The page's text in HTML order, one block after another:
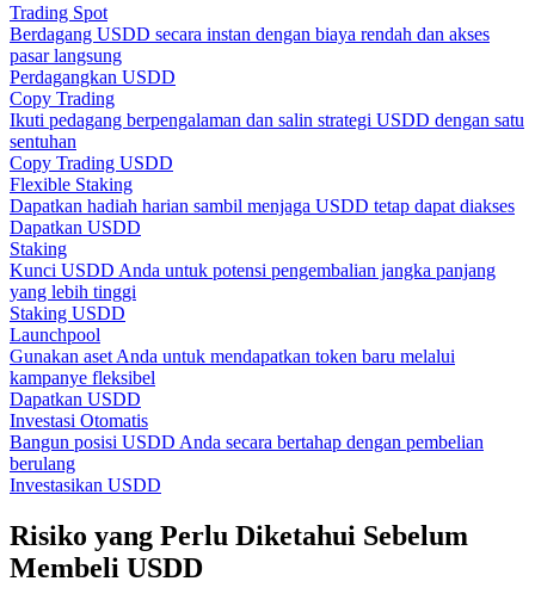
Trading Spot
Berdagang USDD secara instan dengan biaya rendah dan akses
pasar langsung
Perdagangkan USDD
Copy Trading
Ikuti pedagang berpengalaman dan salin strategi USDD dengan satu
sentuhan
Copy Trading USDD
Flexible Staking
Dapatkan hadiah harian sambil menjaga USDD tetap dapat diakses
Dapatkan USDD
Staking
Kunci USDD Anda untuk potensi pengembalian jangka panjang
yang lebih tinggi
Staking USDD
Launchpool
Gunakan aset Anda untuk mendapatkan token baru melalui
kampanye fleksibel
Dapatkan USDD
Investasi Otomatis
Bangun posisi USDD Anda secara bertahap dengan pembelian
berulang
Investasikan USDD
Risiko yang Perlu Diketahui Sebelum
Membeli USDD